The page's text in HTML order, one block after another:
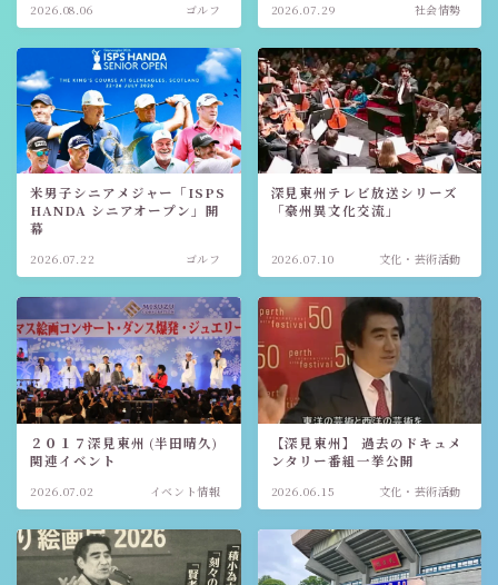
2026.08.06 ゴルフ 2026.07.29 社会情勢
米男子シニアメジャー「ISPS
HANDA シニアオープン」開
幕
2026.07.22 ゴルフ
深見東州テレビ放送シリーズ
「豪州異文化交流」
2026.07.10 文化・芸術活動
２０１７深見東州 (半田晴久)
関連イベント
2026.07.02 イベント情報
【深見東州】 過去のドキュメ
ンタリー番組一挙公開
2026.06.15 文化・芸術活動